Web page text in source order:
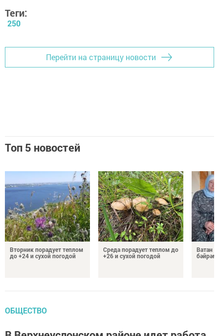
Теги:
250
Перейти на страницу новости
Топ 5 новостей
Вторник порадует теплом
до +24 и сухой погодой
Среда порадует теплом до
+26 и сухой погодой
Ватан
бәйрәм
ОБЩЕСТВО